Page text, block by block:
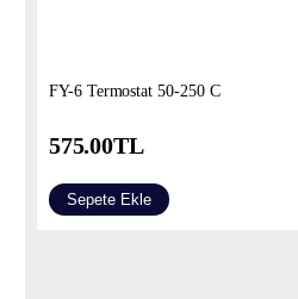
FY-6 Termostat 50-250 C
575.00TL
Sepete Ekle